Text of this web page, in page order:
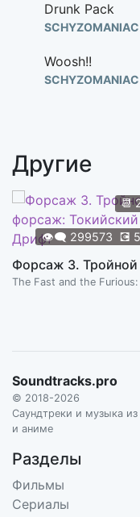
Drunk Pack
SCHYZOMANIAC
Woosh!!
SCHYZOMANIAC
Musik Box
Le Bapteme
SCHYZOMANIAC
The Crusade
SCHYZOMANIAC
Higher
SCHYZOMANIAC
Voodoo People
Bienvenue Dans
SCHYZOMANIAC
Другие
📆
👁️‍🗨️ 299573 💽
Soundtracks.pro
© 2018-2026
Саундтреки и музыка
и аниме
Разделы
Фильмы
Сериалы